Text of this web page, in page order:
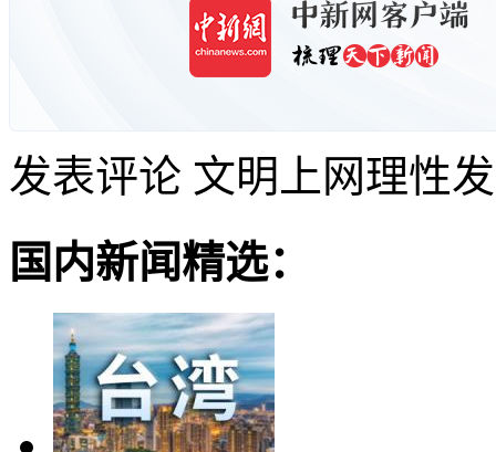
发表评论 文明上网理性
国内新闻精选：